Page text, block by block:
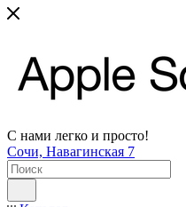
С нами легко и просто!
Сочи, Навагинская 7